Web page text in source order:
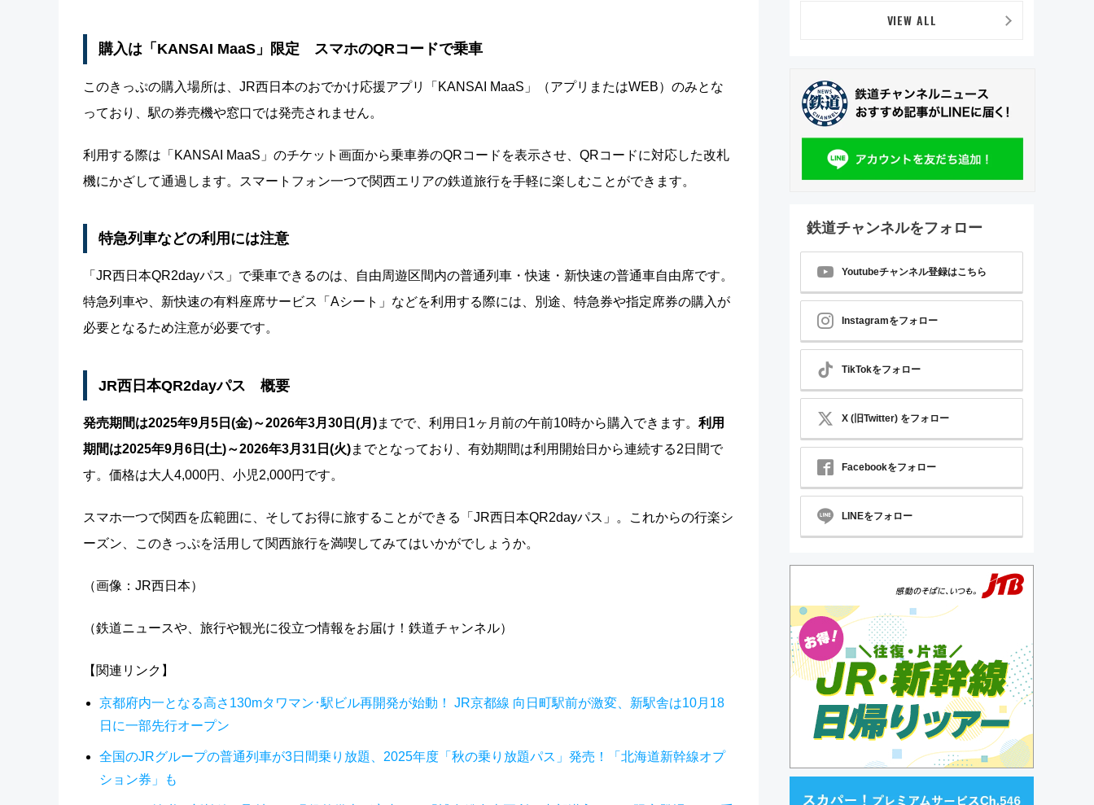
購入は「KANSAI MaaS」限定 スマホのQRコードで乗車
このきっぷの購入場所は、JR西日本のおでかけ応援アプリ「KANSAI MaaS」（アプリまたはWEB）のみとな
っており、駅の券売機や窓口では発売されません。
利用する際は「KANSAI MaaS」のチケット画面から乗車券のQRコードを表示させ、QRコードに対応した改札
機にかざして通過します。スマートフォン一つで関西エリアの鉄道旅行を手軽に楽しむことができます。
特急列車などの利用には注意
「JR西日本QR2dayパス」で乗車できるのは、自由周遊区間内の普通列車・快速・新快速の普通車自由席です。
特急列車や、新快速の有料座席サービス「Aシート」などを利用する際には、別途、特急券や指定席券の購入が
必要となるため注意が必要です。
JR西日本QR2dayパス 概要
発売期間は2025年9月5日(金)～2026年3月30日(月)までで、利用日1ヶ月前の午前10時から購入できます。 利用
期間は2025年9月6日(土)～2026年3月31日(火)までとなっており、有効期間は利用開始日から連続する2日間で
す。価格は大人4,000円、小児2,000円です。
スマホ一つで関西を広範囲に、そしてお得に旅することができる「JR西日本QR2dayパス」。これからの行楽シ
ーズン、このきっぷを活用して関西旅行を満喫してみてはいかがでしょうか。
（画像：JR西日本）
（鉄道ニュースや、旅行や観光に役立つ情報をお届け！鉄道チャンネル）
【関連リンク】
京都府内一となる高さ130mタワマン･駅ビル再開発が始動！ JR京都線 向日町駅前が激変、新駅舎は10月18
日に一部先行オープン
全国のJRグループの普通列車が3日間乗り放題、2025年度「秋の乗り放題パス」発売！「北海道新幹線オプ
ション券」も
VIEW ALL
鉄道チャンネルをフォロー
Youtubeチャンネル登録はこちら
Instagramをフォロー
TikTokをフォロー
X (旧Twitter) をフォロー
Facebookをフォロー
LINEをフォロー